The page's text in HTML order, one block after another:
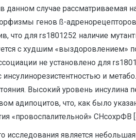
данном случае рассматриваемая
генов ß-
что для rs1801252 наличие
с худшим «выздоровлением»
не установлено для
инсулинорезистентностью и
Высокий уровень
адипоцитов, что, как было
«провоспалительной» СНсохрФВ
исследования является